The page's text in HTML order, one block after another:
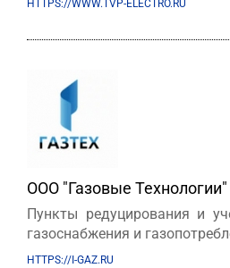
HTTPS://WWW.TVP-ELECTRO.RU
ООО "Газовые Технологии"
Пункты редуцирования и
газоснабжения и
HTTPS://I-GAZ.RU